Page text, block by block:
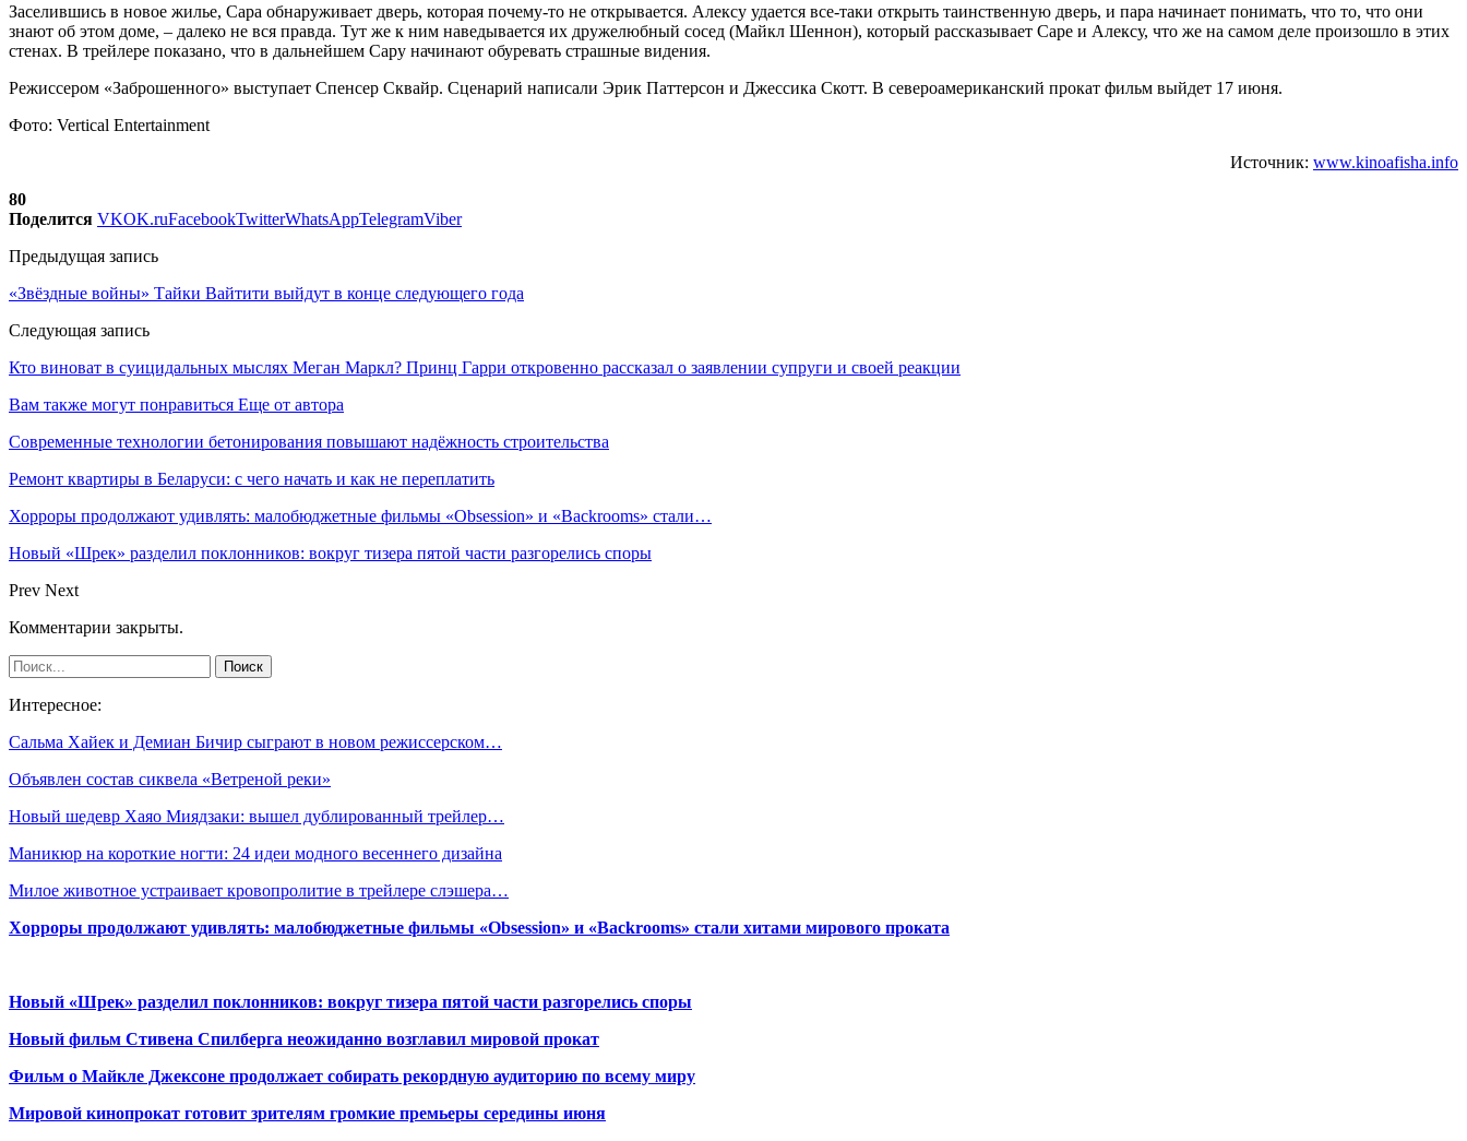
Заселившись в новое жилье, Сара обнаруживает дверь, которая почему-то не открывается. Алексу удается все-таки открыть таинственную дверь, и пара начинает понимать, что то, что они
знают об этом доме, – далеко не вся правда. Тут же к ним наведывается их дружелюбный сосед (Майкл Шеннон), который рассказывает Саре и Алексу, что же на самом деле произошло в этих
стенах. В трейлере показано, что в дальнейшем Сару начинают обуревать страшные видения.
Режиссером «Заброшенного» выступает Спенсер Сквайр. Сценарий написали Эрик Паттерсон и Джессика Скотт. В североамериканский прокат фильм выйдет 17 июня.
Фото: Vertical Entertainment
Источник: www.kinoafisha.info
80
Поделится VKOK.ruFacebookTwitterWhatsAppTelegramViber
Предыдущая запись
«Звёздные войны» Тайки Вайтити выйдут в конце следующего года
Следующая запись
Кто виноват в суицидальных мыслях Меган Маркл? Принц Гарри откровенно рассказал о заявлении супруги и своей реакции
Вам также могут понравиться Еще от автора
Современные технологии бетонирования повышают надёжность строительства
Ремонт квартиры в Беларуси: с чего начать и как не переплатить
Хорроры продолжают удивлять: малобюджетные фильмы «Obsession» и «Backrooms» стали…
Новый «Шрек» разделил поклонников: вокруг тизера пятой части разгорелись споры
Prev Next
Комментарии закрыты.
Интересное:
Сальма Хайек и Демиан Бичир сыграют в новом режиссерском…
Объявлен состав сиквела «Ветреной реки»
Новый шедевр Хаяо Миядзаки: вышел дублированный трейлер…
Маникюр на короткие ногти: 24 идеи модного весеннего дизайна
Милое животное устраивает кровопролитие в трейлере слэшера…
Хорроры продолжают удивлять: малобюджетные фильмы «Obsession» и «Backrooms» стали хитами мирового проката
Новый «Шрек» разделил поклонников: вокруг тизера пятой части разгорелись споры
Новый фильм Стивена Спилберга неожиданно возглавил мировой прокат
Фильм о Майкле Джексоне продолжает собирать рекордную аудиторию по всему миру
Мировой кинопрокат готовит зрителям громкие премьеры середины июня